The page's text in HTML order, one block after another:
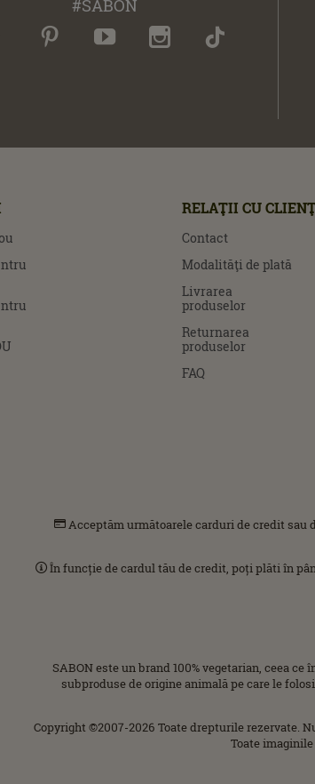
#SABON
RELAŢII CU
Contact
Modalităţi de plată
Livrarea
produselor
Returnarea
produselor
FAQ
Acceptăm următoarele carduri de credit sau
În funcție de cardul tău de credit, poți plăti în
SABON este un brand 100% vegetarian, ceea
subproduse de origine animală pe care le
Copyright ©2007-2026 Toate drepturile rezervate.
Toate